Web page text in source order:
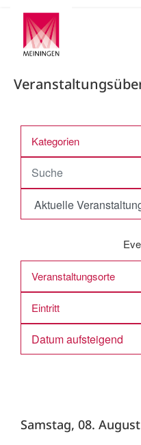
Kategorien
Veranstaltungsorte
Eintritt
Samstag, 08.